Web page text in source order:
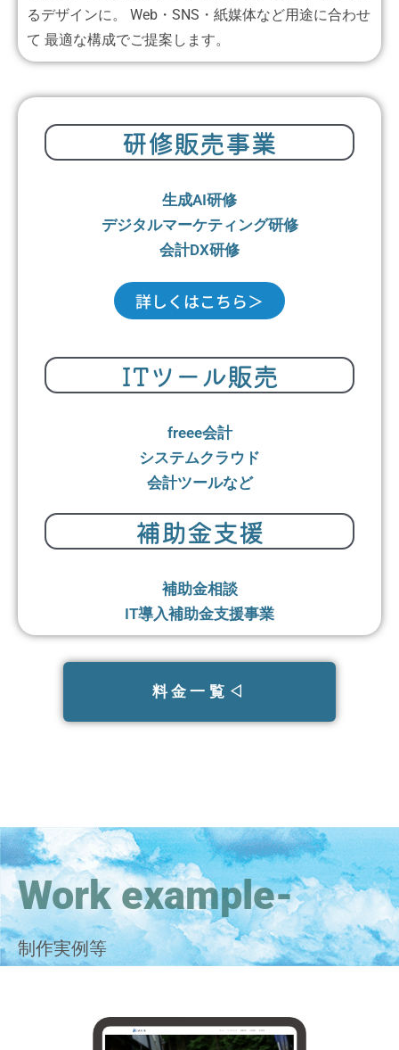
るデザインに。 Web・SNS・紙媒体など用途に合わせ
て 最適な構成でご提案します。
研修販売事業
生成AI研修
デジタルマーケティング研修
会計DX研修
詳しくはこちら＞
ITツール販売
freee会計
システムクラウド
会計ツールなど
補助金支援
補助金相談
IT導入補助金支援事業
料金一覧◁
Work example-
制作実例等